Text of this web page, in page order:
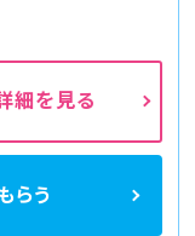
細を見る
らう